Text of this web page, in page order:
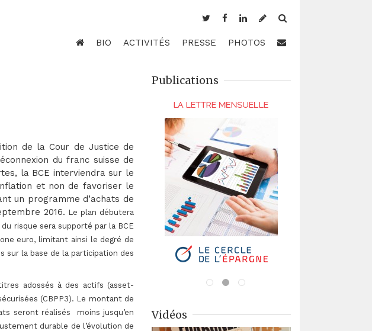
BIO ACTIVITÉS PRESSE PHOTOS
de la Cour de Justice de
du franc suisse de
la BCE interviendra sur le
et non de favoriser le
un programme d’achats de
2016. Le plan débutera
du risque sera supporté par la BCE
euro, limitant ainsi le degré de
sur la base de la participation des
adossés à des actifs (asset-
(CBPP3). Le montant de
seront réalisés moins jusqu’en
durable de l’évolution de
Publications
Vidéos